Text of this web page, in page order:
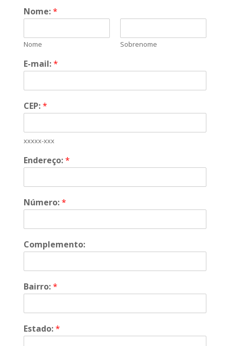
Nome:*
Nome Sobrenome
E-mail:*
CEP:*
xxxxx-xxx
Endereço:*
Número:*
Complemento:
Bairro:*
Estado:*